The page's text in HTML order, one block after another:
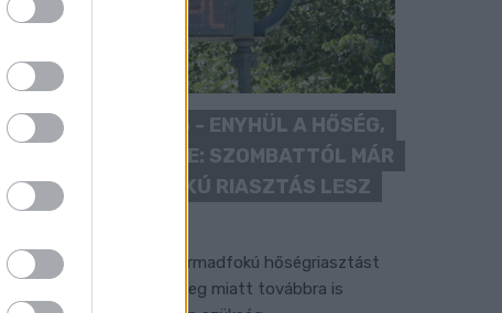
KÁNIKULA 2026 - ENYHÜL A HŐSÉG,
DE MÉG NINCS VÉGE: SZOMBATTÓL MÁR
“CSAK” MÁSODFOKÚ RIASZTÁS LESZ
ÉRVÉNYBEN
A július vége óta tartó harmadfokú hőségriasztást
mérséklik, de a tartós meleg miatt továbbra is